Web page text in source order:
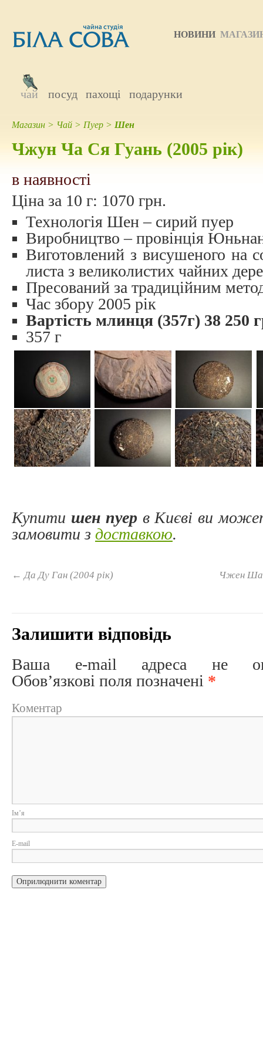
НОВИНИ
чай посуд пахощі подарунки
Магазин > Чай > Пуер > Шен
Чжун Ча Ся Гуань (2005 рік)
в наявності
Ціна за 10 г: 1070 грн.
Технологія Шен – сирий пуер
Виробництво – провінція
Виготовлений з висушеного на
листа з великолистих чайних
Пресований за традиційним
Час збору 2005 рік
Вартість млинця (357г) 38 250
357 г
Купити шен пуер в Києві ви
замовити з доставкою.
← Да Ду Ган (2004 рік) Чжен
Залишити відповідь
Ваша e-mail адреса не
Обов’язкові поля позначені *
Коментар
E-